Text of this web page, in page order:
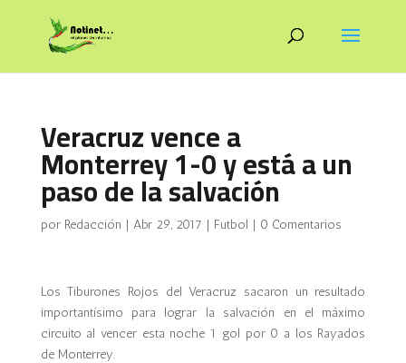
Veracruz vence a
Monterrey 1-0 y está a un
paso de la salvación
por Redacción | Abr 29, 2017 | Futbol | 0 Comentarios
Los Tiburones Rojos del Veracruz sacaron un resultado
importantísimo para lograr la salvación en el máximo
circuito al vencer esta noche 1 gol por 0 a los Rayados
de Monterrey.